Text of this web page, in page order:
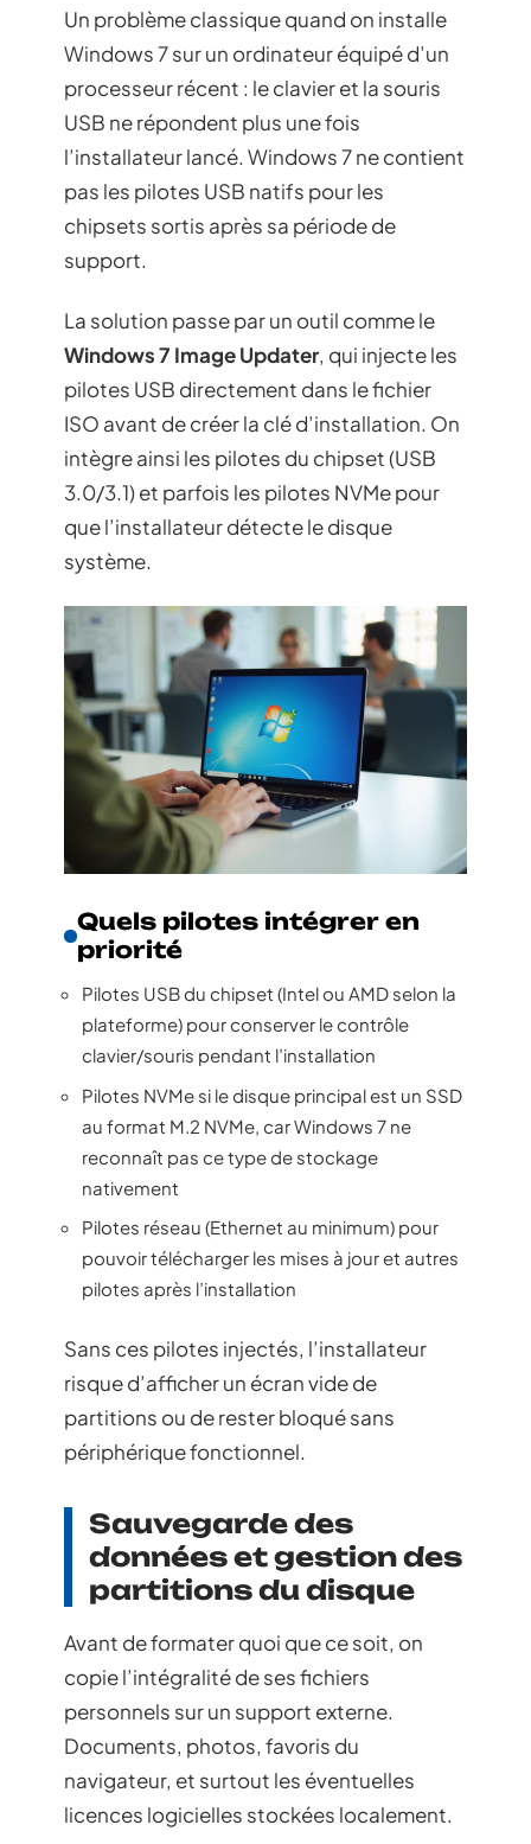
Un problème classique quand on installe
Windows 7 sur un ordinateur équipé d’un
processeur récent : le clavier et la souris
USB ne répondent plus une fois
l’installateur lancé. Windows 7 ne contient
pas les pilotes USB natifs pour les
chipsets sortis après sa période de
support.
La solution passe par un outil comme le
Windows 7 Image Updater, qui injecte les
pilotes USB directement dans le fichier
ISO avant de créer la clé d’installation. On
intègre ainsi les pilotes du chipset (USB
3.0/3.1) et parfois les pilotes NVMe pour
que l’installateur détecte le disque
système.
Quels pilotes intégrer en
priorité
Pilotes USB du chipset (Intel ou AMD selon la
plateforme) pour conserver le contrôle
clavier/souris pendant l’installation
Pilotes NVMe si le disque principal est un SSD
au format M.2 NVMe, car Windows 7 ne
reconnaît pas ce type de stockage
nativement
Pilotes réseau (Ethernet au minimum) pour
pouvoir télécharger les mises à jour et autres
pilotes après l’installation
Sans ces pilotes injectés, l’installateur
risque d’afficher un écran vide de
partitions ou de rester bloqué sans
périphérique fonctionnel.
Sauvegarde des
données et gestion des
partitions du disque
Avant de formater quoi que ce soit, on
copie l’intégralité de ses fichiers
personnels sur un support externe.
Documents, photos, favoris du
navigateur, et surtout les éventuelles
licences logicielles stockées localement.